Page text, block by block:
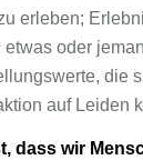
erleben;
oder
die
auf Leiden
dass wir